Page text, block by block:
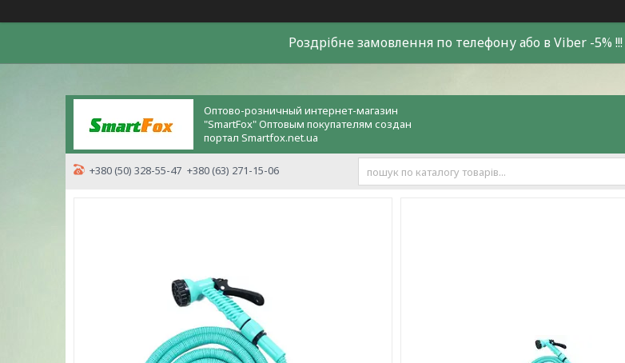
Роздрiбне замовлення по телефону або в Viber -5% !!!
Оптово-розничный интернет-магазин
"SmartFox" Оптовым покупателям создан
портал Smartfox.net.ua
+380 (50) 328-55-47 +380 (63) 271-15-06